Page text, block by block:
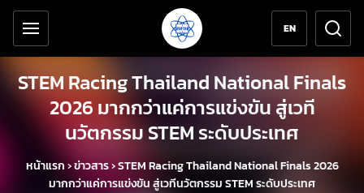
ข้ามไปยังเนื้อหาหลัก
เครื่องมือช่วยเหลือ
EN
STEM Racing Thailand National Finals
2026 มากกว่าแค่การแข่งขัน สู่เวที
นวัตกรรม STEM ระดับประเทศ
หน้าแรก›ข่าวสาร›STEM Racing Thailand National Finals 2026
มากกว่าแค่การแข่งขัน สู่เวทีนวัตกรรม STEM ระดับประเทศ